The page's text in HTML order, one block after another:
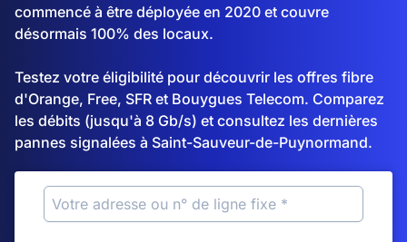
commencé à être déployée en 2020 et couvre
désormais 100% des locaux.
Testez votre éligibilité pour découvrir les offres fibre
d'Orange, Free, SFR et Bouygues Telecom. Comparez
les débits (jusqu'à 8 Gb/s) et consultez les dernières
pannes signalées à Saint-Sauveur-de-Puynormand.